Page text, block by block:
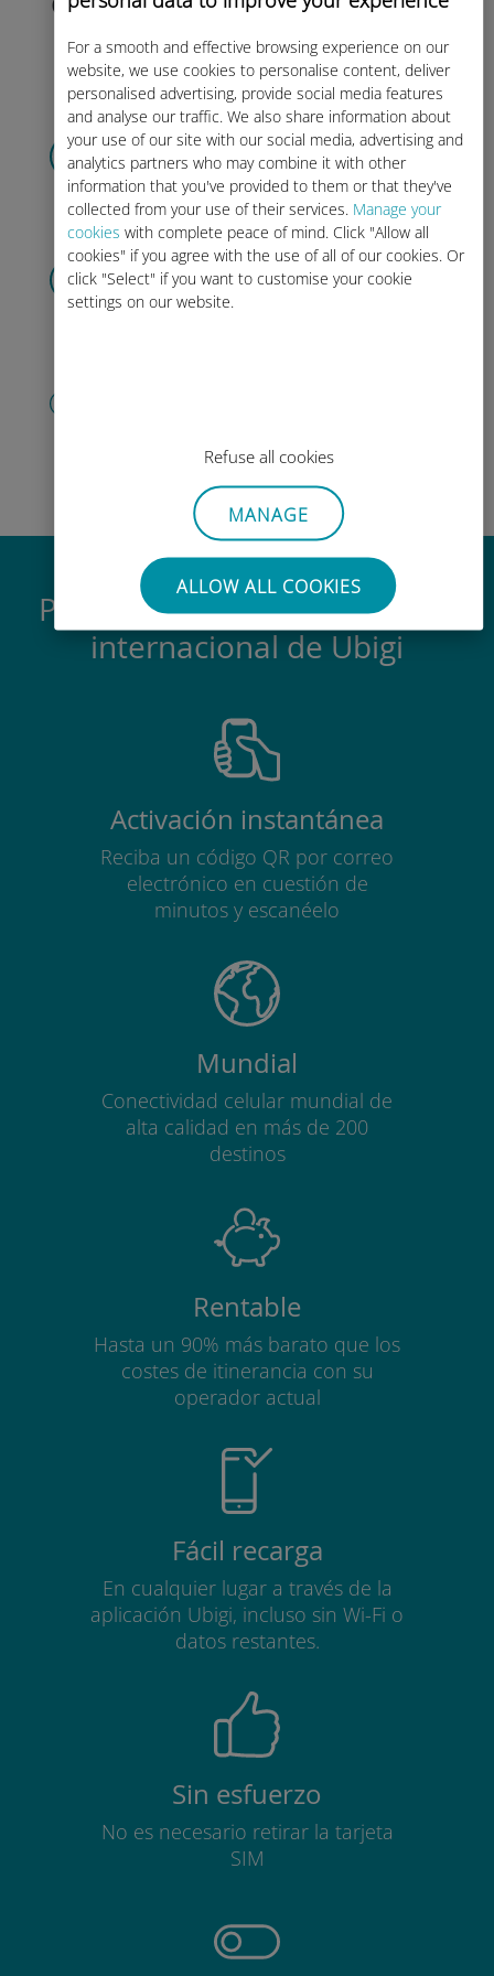
For a smooth and effective browsing experience on our
website, we use cookies to personalise content, deliver
personalised advertising, provide social media features
and analyse our traffic. We also share information about
your use of our site with our social media, advertising and
analytics partners who may combine it with other
information that you've provided to them or that they've
collected from your use of their services. Manage your
cookies with complete peace of mind. Click "Allow all
cookies" if you agree with the use of all of our cookies. Or
click "Select" if you want to customise your cookie
settings on our website.
Refuse all cookies
MANAGE
ALLOW ALL COOKIES
viaje.
Selecciona tu plan de datos
y recibirás un códigoQR por correo
electrónico.¡Rápido!
Flashearel código QR
para activar el plan de datos
instalar la Ubigi eSIM.
datos, consultar
tu saldo y recargar
sobre la marcha.¡Que aproveche!
Por qué es tan buena la eSIM
internacional de Ubigi
Activación instantánea
Reciba un código QR por correo
electrónico en cuestión de
minutos y escanéelo
Mundial
Conectividad celular mundial de
alta calidad en más de 200
destinos
Rentable
Hasta un 90% más barato que los
costes de itinerancia con su
operador actual
Fácil recarga
En cualquier lugar a través de la
aplicación Ubigi, incluso sin Wi-Fi o
datos restantes.
Sin esfuerzo
No es necesario retirar la tarjeta
SIM